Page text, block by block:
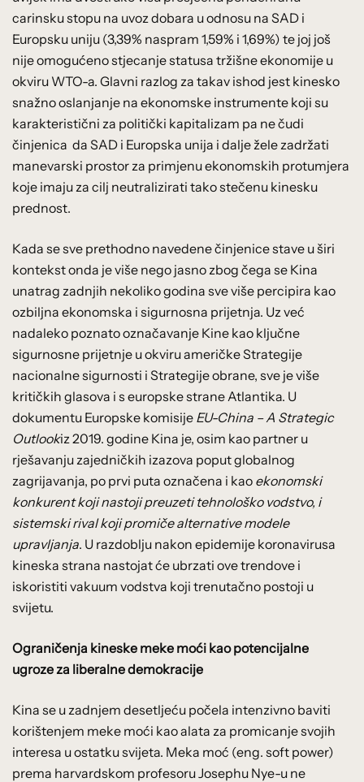
carinsku stopu na uvoz dobara u odnosu na SAD i
Europsku uniju (3,39% naspram 1,59% i 1,69%) te joj još
nije omogućeno stjecanje statusa tržišne ekonomije u
okviru WTO-a. Glavni razlog za takav ishod jest kinesko
snažno oslanjanje na ekonomske instrumente koji su
karakteristični za politički kapitalizam pa ne čudi
činjenica da SAD i Europska unija i dalje žele zadržati
manevarski prostor za primjenu ekonomskih protumjera
koje imaju za cilj neutralizirati tako stečenu kinesku
prednost.
Kada se sve prethodno navedene činjenice stave u širi
kontekst onda je više nego jasno zbog čega se Kina
unatrag zadnjih nekoliko godina sve više percipira kao
ozbiljna ekonomska i sigurnosna prijetnja. Uz već
nadaleko poznato označavanje Kine kao ključne
sigurnosne prijetnje u okviru američke Strategije
nacionalne sigurnosti i Strategije obrane, sve je više
kritičkih glasova i s europske strane Atlantika. U
dokumentu Europske komisije EU-China – A Strategic
Outlookiz 2019. godine Kina je, osim kao partner u
rješavanju zajedničkih izazova poput globalnog
zagrijavanja, po prvi puta označena i kao ekonomski
konkurent koji nastoji preuzeti tehnološko vodstvo, i
sistemski rival koji promiče alternative modele
upravljanja. U razdoblju nakon epidemije koronavirusa
kineska strana nastojat će ubrzati ove trendove i
iskoristiti vakuum vodstva koji trenutačno postoji u
svijetu.
Ograničenja kineske meke moći kao potencijalne
ugroze za liberalne demokracije
Kina se u zadnjem desetljeću počela intenzivno baviti
korištenjem meke moći kao alata za promicanje svojih
interesa u ostatku svijeta. Meka moć (eng. soft power)
prema harvardskom profesoru Josephu Nye-u ne